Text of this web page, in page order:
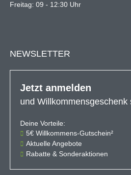
Freitag: 09 - 12:30 Uhr
NEWSLETTER
Jetzt anmelden
und Willkommensgeschenk
Deine Vorteile:
5€ Willkommens-Gutschein²Der
Aktuelle Angebote
Rabatte & Sonderaktionen